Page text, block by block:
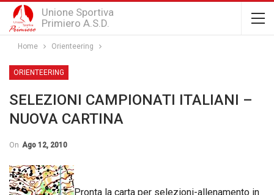
Unione Sportiva
Primiero A.S.D.
Home Orienteering
ORIENTEERING
SELEZIONI CAMPIONATI ITALIANI –
NUOVA CARTINA
On Ago 12, 2010
Pronta la carta per selezioni-allenamento in